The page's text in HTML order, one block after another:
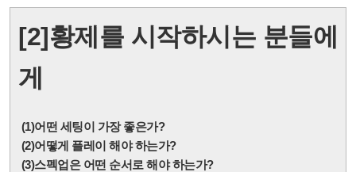
[2]황제를 시작하시는 분들에
게
(1)어떤 세팅이 가장 좋은가?
(2)어떻게 플레이 해야 하는가?
(3)스펙업은 어떤 순서로 해야 하는가?